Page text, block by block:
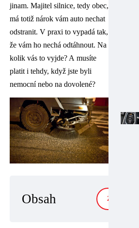
jinam. Majitel silnice, tedy obec,
má totiž nárok vám auto nechat
odstranit. V praxi to vypadá tak,
že vám ho nechá odtáhnout. Na
kolik vás to vyjde? A musíte
platit i tehdy, když jste byli
nemocní nebo na dovolené?
Obsah ZOBRAZIT